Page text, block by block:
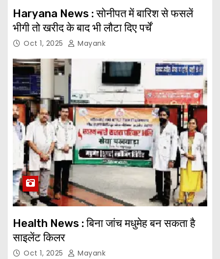
Haryana News : सोनीपत में बारिश से फसलें
भीगी तो खरीद के बाद भी लौटा दिए पर्चें
Oct 1, 2025 Mayank
Health News : बिना जांच मधुमेह बन सकता है
साइलेंट किलर
Oct 1, 2025 Mayank